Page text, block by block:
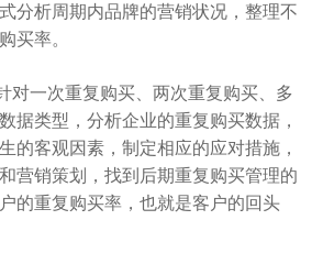
分析周期内品牌的营销状况，整理不
买率。
对一次重复购买、两次重复购买、多
据类型，分析企业的重复购买数据，
的客观因素，制定相应的应对措施，
营销策划，找到后期重复购买管理的
的重复购买率，也就是客户的回头